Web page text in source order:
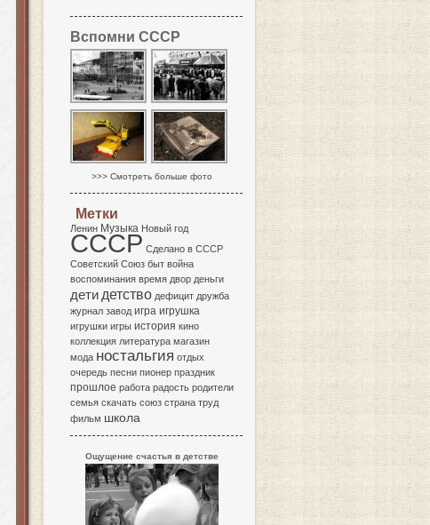
Вспомни СССР
>>> Смотреть больше фото
Метки
Ленин Музыка Новый год
СССР Сделано в СССР
Советский Союз быт война
воспоминания время двор деньги
дети детство дефицит дружба
журнал завод игра игрушка
игрушки игры история кино
коллекция литература магазин
мода ностальгия отдых
очередь песни пионер праздник
прошлое работа радость родители
семья скачать союз страна труд
фильм школа
Ощущение счастья в детстве